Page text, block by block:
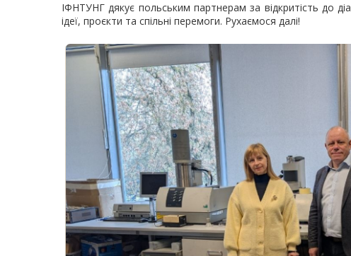
ІФНТУНГ дякує польським партнерам за відкритість до
ідеї, проєкти та спільні перемоги. Рухаємося далі!